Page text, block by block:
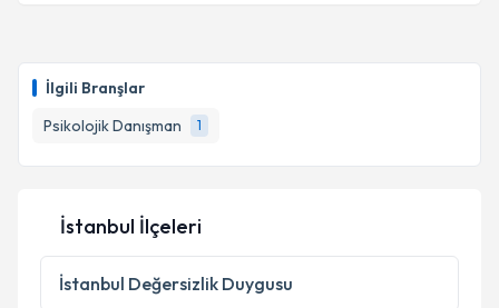
İlgili Branşlar
Psikolojik Danışman
1
için bir takvim hazırlandığında e-posta ile
bilgilendireceğiz.
E-posta Adresiniz
Kişisel verilerimin işlenmesine ilişkin
Metni'ni okudum ve kişisel verilerimin belirtilen
İstanbul İlçeleri
İstanbul Değersizlik Duygusu